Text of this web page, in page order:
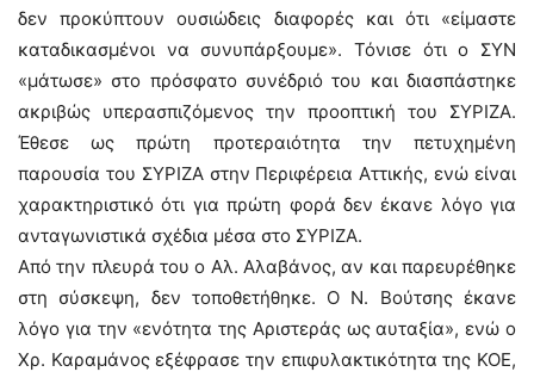
δεν προκύπτουν ουσιώδεις διαφορές και ότι «είμαστε
καταδικασμένοι να συνυπάρξουμε». Τόνισε ότι ο ΣΥΝ
«μάτωσε» στο πρόσφατο συνέδριό του και διασπάστηκε
ακριβώς υπερασπιζόμενος την προοπτική του ΣΥΡΙΖΑ.
Έθεσε ως πρώτη προτεραιότητα την πετυχημένη
παρουσία του ΣΥΡΙΖΑ στην Περιφέρεια Αττικής, ενώ είναι
χαρακτηριστικό ότι για πρώτη φορά δεν έκανε λόγο για
ανταγωνιστικά σχέδια μέσα στο ΣΥΡΙΖΑ.
Από την πλευρά του ο Αλ. Αλαβάνος, αν και παρευρέθηκε
στη σύσκεψη, δεν τοποθετήθηκε. Ο Ν. Βούτσης έκανε
λόγο για την «ενότητα της Αριστεράς ως αυταξία», ενώ ο
Χρ. Καραμάνος εξέφρασε την επιφυλακτικότητα της ΚΟΕ,